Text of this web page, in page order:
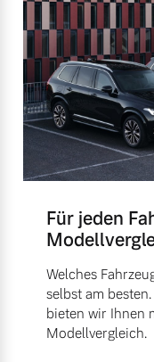
Für jeden
Welches
selbst am
bieten wir Ihnen
Modellvergleich.